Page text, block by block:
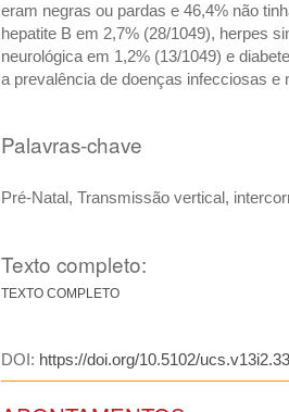
eram negras ou pardas e 46,4% não
hepatite B em 2,7% (28/1049), herpes
neurológica em 1,2% (13/1049) e
a prevalência de doenças infecciosas e
Palavras-chave
Pré-Natal, Transmissão vertical,
Texto completo:
TEXTO COMPLETO
DOI: https://doi.org/10.5102/